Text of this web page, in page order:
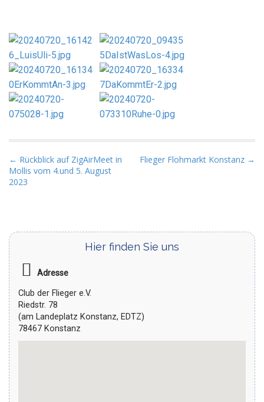
P
o
a
v
i
g
a
t
i
o
n
← Rückblick auf ZigAirMeet in
Mollis vom 4.und 5. August
2023
Flieger Flohmarkt Konstanz →
Hier finden Sie uns
Adresse
Club der Flieger e.V.
Riedstr. 78
(am Landeplatz Konstanz, EDTZ)
78467 Konstanz